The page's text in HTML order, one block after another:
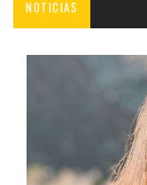
NOTICIAS